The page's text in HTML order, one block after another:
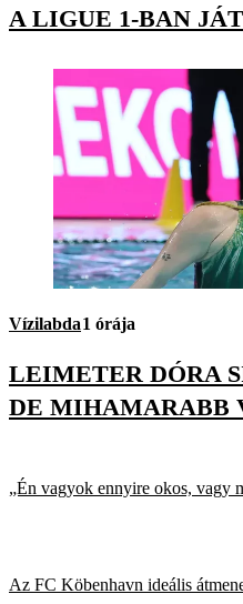
A LIGUE 1-BAN
Vízilabda1 órája
LEIMETER DÓRA
DE MIHAMARABB
„Én vagyok ennyire okos, vagy
Az FC Köbenhavn ideális